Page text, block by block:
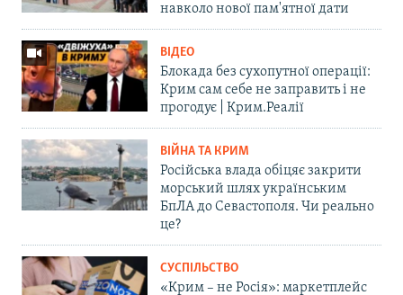
навколо нової пам'ятної дати
ВІДЕО
Блокада без сухопутної операції:
Крим сам себе не заправить і не
прогодує | Крим.Реалії
ВІЙНА ТА КРИМ
Російська влада обіцяє закрити
морський шлях українським
БпЛА до Севастополя. Чи реально
це?
СУСПІЛЬСТВО
«Крим – не Росія»: маркетплейс